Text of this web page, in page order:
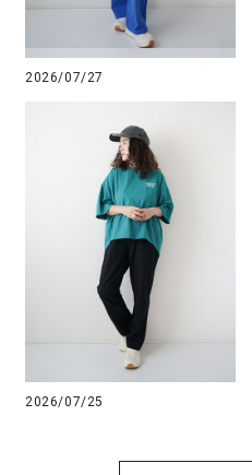
2026/07/27
2026/07/25